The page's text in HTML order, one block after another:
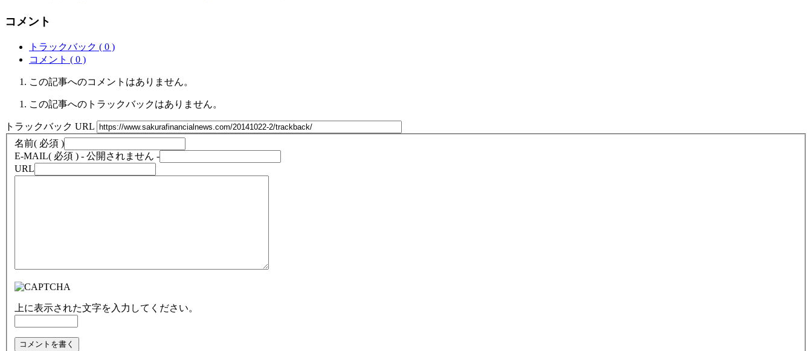
コメント
トラックバック ( 0 )
コメント ( 0 )
この記事へのコメントはありません。
この記事へのトラックバックはありません。
トラックバック URL
名前( 必須 )
E-MAIL( 必須 ) - 公開されません -
URL
上に表示された文字を入力してください。